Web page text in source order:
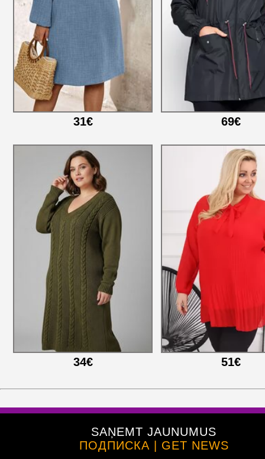
31€ 69€
34€ 51€
SAŅEMT JAUNUMUS
ПОДПИСКА | GET NEWS